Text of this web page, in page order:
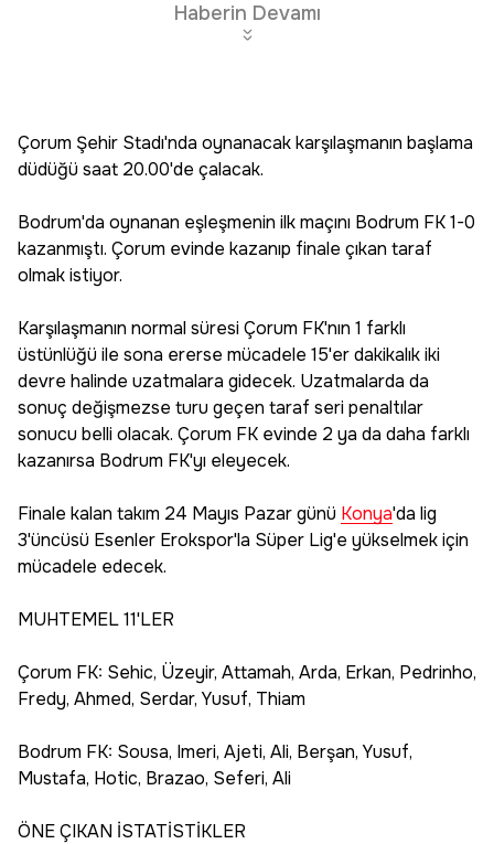
Haberin Devamı
Çorum Şehir Stadı'nda oynanacak karşılaşmanın başlama
düdüğü saat 20.00'de çalacak.
Bodrum'da oynanan eşleşmenin ilk maçını Bodrum FK 1-0
kazanmıştı. Çorum evinde kazanıp finale çıkan taraf
olmak istiyor.
Karşılaşmanın normal süresi Çorum FK'nın 1 farklı
üstünlüğü ile sona ererse mücadele 15'er dakikalık iki
devre halinde uzatmalara gidecek. Uzatmalarda da
sonuç değişmezse turu geçen taraf seri penaltılar
sonucu belli olacak. Çorum FK evinde 2 ya da daha farklı
kazanırsa Bodrum FK'yı eleyecek.
Finale kalan takım 24 Mayıs Pazar günü Konya'da lig
3'üncüsü Esenler Erokspor'la Süper Lig'e yükselmek için
mücadele edecek.
MUHTEMEL 11'LER
Çorum FK: Sehic, Üzeyir, Attamah, Arda, Erkan, Pedrinho,
Fredy, Ahmed, Serdar, Yusuf, Thiam
Bodrum FK: Sousa, Imeri, Ajeti, Ali, Berşan, Yusuf,
Mustafa, Hotic, Brazao, Seferi, Ali
ÖNE ÇIKAN İSTATİSTİKLER